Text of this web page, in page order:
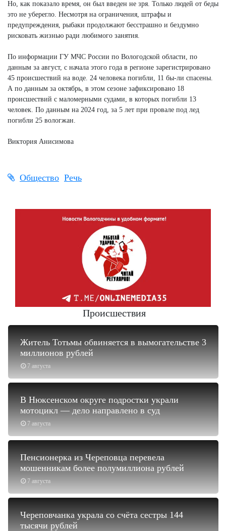
Но, как показало время, он был введен не зря. Только людей от беды
это не уберегло. Несмотря на ограничения, штрафы и
предупреждения, рыбаки продолжают бесстрашно и бездумно
рисковать жизнью ради любимого занятия.
По информации ГУ МЧС России по Вологодской области, по
данным за август, с начала этого года в регионе зарегистрировано
45 происшествий на воде. 24 человека погибли, 11 бы-ли спасены.
А по данным за октябрь, в этом сезоне зафиксировано 18
происшествий с маломерными судами, в которых погибли 13
человек. По данным на 2024 год, за 5 лет при провале под лед
погибли 25 вологжан.
Виктория Анисимова
Общество Речь
Происшествия
7 августа
Житель Тотьмы обвиняется в вымогательстве 3
миллионов рублей
7 августа
В Нюксенском округе подростки украли
мотоцикл — дело направлено в суд
7 августа
Пенсионерка из Череповца перевела
мошенникам более полумиллиона рублей
Череповчанка украла со счёта сестры 144
тысячи рублей